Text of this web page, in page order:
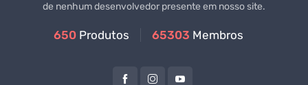
de nenhum desenvolvedor presente em nosso site.
650 Produtos 65303 Membros